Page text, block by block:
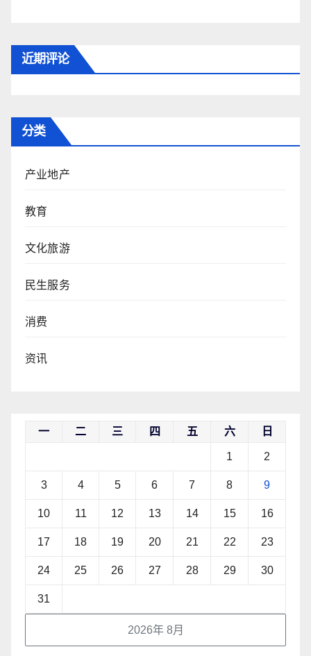
近期评论
分类
产业地产
教育
文化旅游
民生服务
消费
资讯
2026年 8月
一 二 三 四 五 六 日
1 2
3 4 5 6 7 8 9
10 11 12 13 14 15 16
17 18 19 20 21 22 23
24 25 26 27 28 29 30
31